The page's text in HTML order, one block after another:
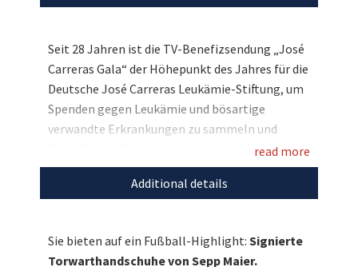
Seit 28 Jahren ist die TV-Benefizsendung „José
Carreras Gala“ der Höhepunkt des Jahres für die
Deutsche José Carreras Leukämie-Stiftung, um
Spenden gegen Leukämie und bösartige
verwandte Erkrankungen zu sammeln und
Betroffenen Mut zu geben. Dieses Jahr bringt
die Stiftung die Show zusätzlich mit einmaligen
Aktionen vom Fernseher ins Internet. Auch der
Auktion den Kampf gegen Leukämie
read more
Additional details
Sie bieten auf ein Fußball-Highlight: Signierte
Torwarthandschuhe von Sepp Maier.